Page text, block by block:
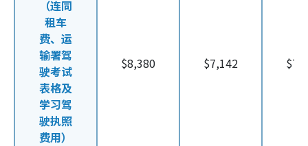
（连同
租车
费、运
输署驾
驶考试
表格及
学习驾
驶执照
费用）
$8,380 $7,142